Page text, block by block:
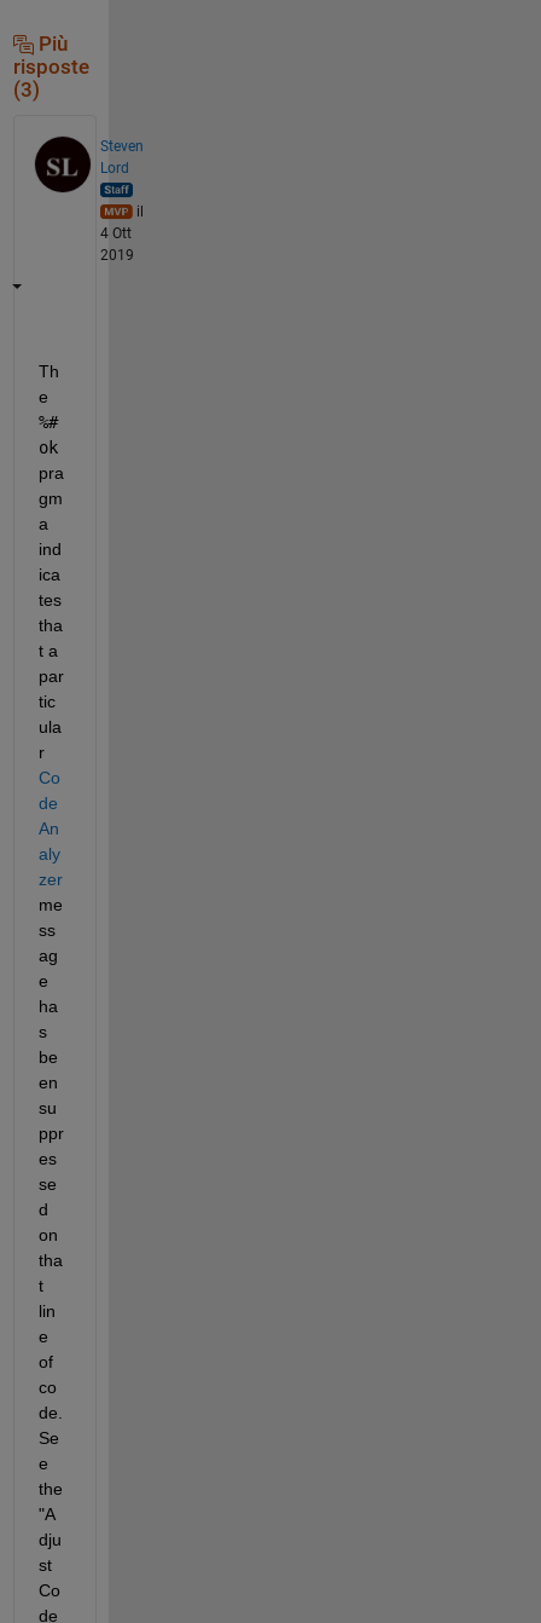
Più
risposte
(3)
Steven
Lord
il
4 Ott
2019
Th
%#
ok
pra
gm
a
ind
ica
tes
tha
t a
par
tic
ula
r
Co
de
An
aly
zer
me
ss
ag
e
ha
s
be
en
su
ppr
es
se
d
on
tha
t
lin
e
of
co
de.
Se
e
the
"A
dju
st
Co
de